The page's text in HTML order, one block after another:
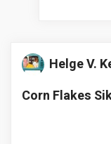
Helge V.
Corn Flakes